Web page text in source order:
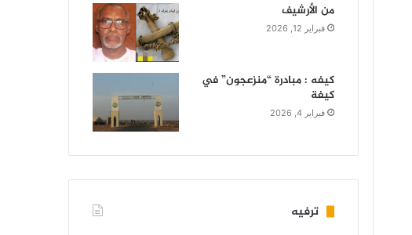
من الأرشيف
فبراير 12, 2026
كيفه : مبادرة “منزعجون” في
كيفة
فبراير 4, 2026
ترفيه